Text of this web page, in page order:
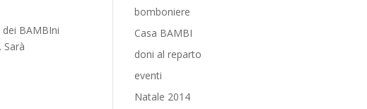
BAMBIni
Sarà
bomboniere
Casa BAMBI
doni al reparto
eventi
Natale 2014